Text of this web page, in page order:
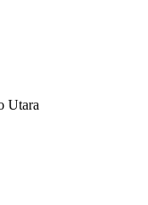
Utara